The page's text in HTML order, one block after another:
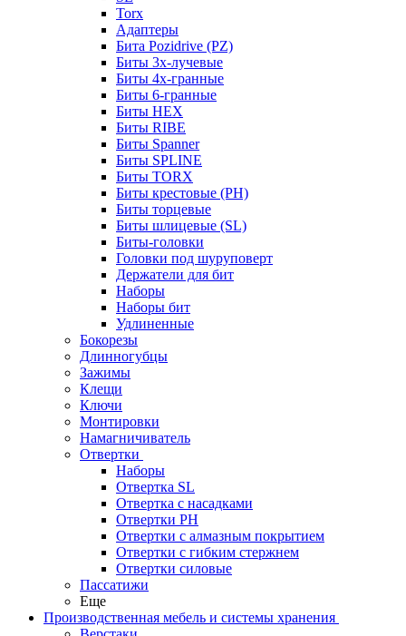
Torx
Адаптеры
Бита Pozidrive (PZ)
Биты 3х-лучевые
Биты 4х-гранные
Биты 6-гранные
Биты HEX
Биты RIBE
Биты Spanner
Биты SPLINE
Биты TORX
Биты крестовые (PH)
Биты торцевые
Биты шлицевые (SL)
Биты-головки
Головки под шуруповерт
Держатели для бит
Наборы
Наборы бит
Удлиненные
Бокорезы
Длинногубцы
Зажимы
Клещи
Ключи
Монтировки
Намагничиватель
Отвертки
Наборы
Отвертка SL
Отвертка с насадками
Отвертки PH
Отвертки с алмазным покрытием
Отвертки с гибким стержнем
Отвертки силовые
Пассатижи
Еще
Производственная мебель и системы хранения